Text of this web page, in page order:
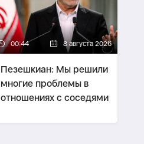
00:44 8 августа 2026
Пезешкиан: Мы решили
многие проблемы в
отношениях с соседями